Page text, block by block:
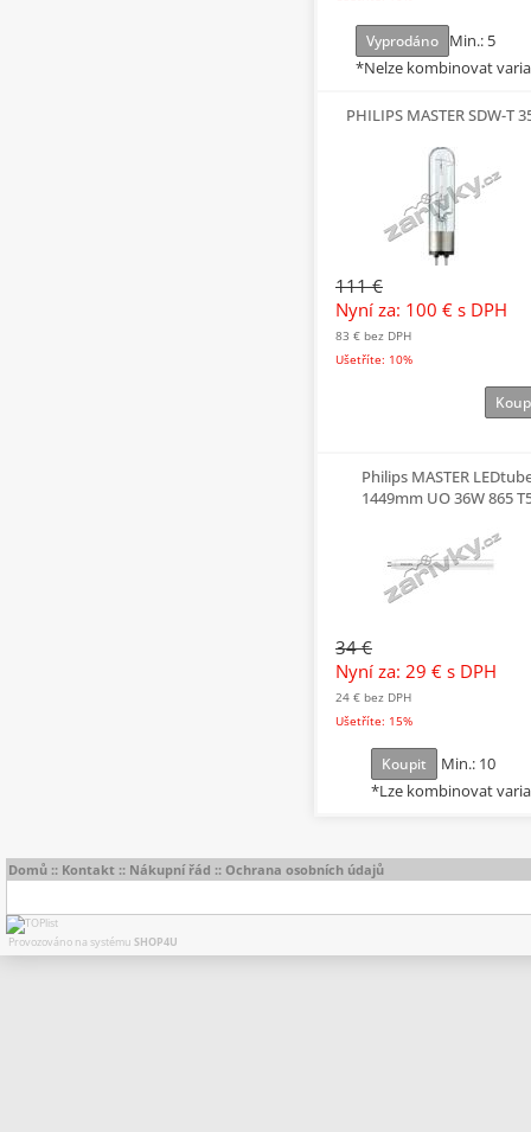
Vyprodáno
Min.: 5
*Nelze kombinovat
PHILIPS MASTER SDW-T
111 €
Nyní za: 100 € s DPH
83 € bez DPH
Ušetříte: 10%
Philips MASTER
1449mm UO 36W 865
34 €
Nyní za: 29 € s DPH
24 € bez DPH
Ušetříte: 15%
Koupit
Min.: 10
*Lze kombinovat
Domů :: Kontakt :: Nákupní řád :: Ochrana osobních údajů
Provozováno na systému SHOP4U